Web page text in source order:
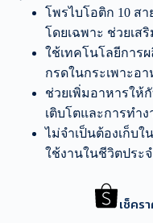
โพรไบโอติก 10 ส
โดยเฉพาะ ช่วยเส
ใช้เทคโนโลยีการ
กรดในกระเพาะอ
ช่วยเพิ่มอาหารให้
เติบโตและการทำ
ไม่จำเป็นต้องเก็บ
ใช้งานในชีวิตประ
เช็คร